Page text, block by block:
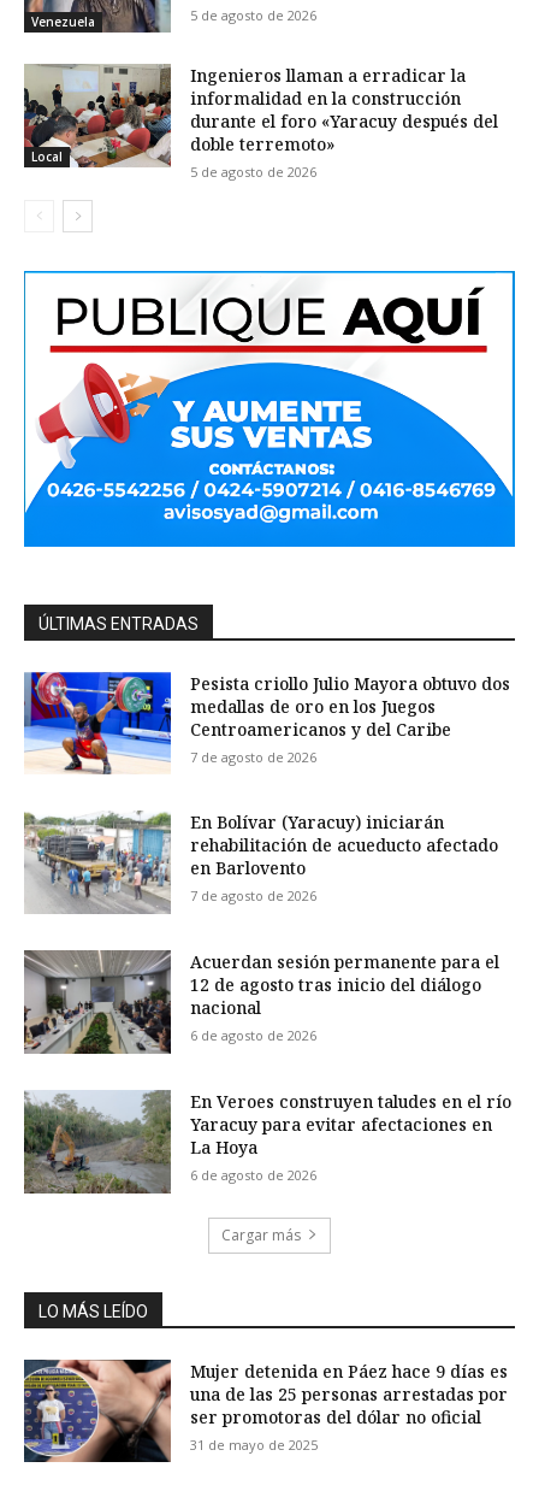
Venezuela 5 de agosto de 2026
Local
Ingenieros llaman a erradicar la
informalidad en la construcción
durante el foro «Yaracuy después del
doble terremoto»
5 de agosto de 2026
ÚLTIMAS ENTRADAS
Pesista criollo Julio Mayora obtuvo dos
medallas de oro en los Juegos
Centroamericanos y del Caribe
7 de agosto de 2026
En Bolívar (Yaracuy) iniciarán
rehabilitación de acueducto afectado
en Barlovento
7 de agosto de 2026
Acuerdan sesión permanente para el
12 de agosto tras inicio del diálogo
nacional
6 de agosto de 2026
En Veroes construyen taludes en el río
Yaracuy para evitar afectaciones en
La Hoya
6 de agosto de 2026
Cargar más
LO MÁS LEÍDO
Mujer detenida en Páez hace 9 días es
una de las 25 personas arrestadas por
ser promotoras del dólar no oficial
31 de mayo de 2025